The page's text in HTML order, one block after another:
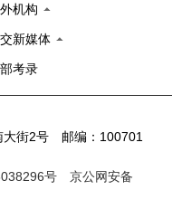
机构
新媒体
考录
大街2号 邮编：100701
号
京公网安备